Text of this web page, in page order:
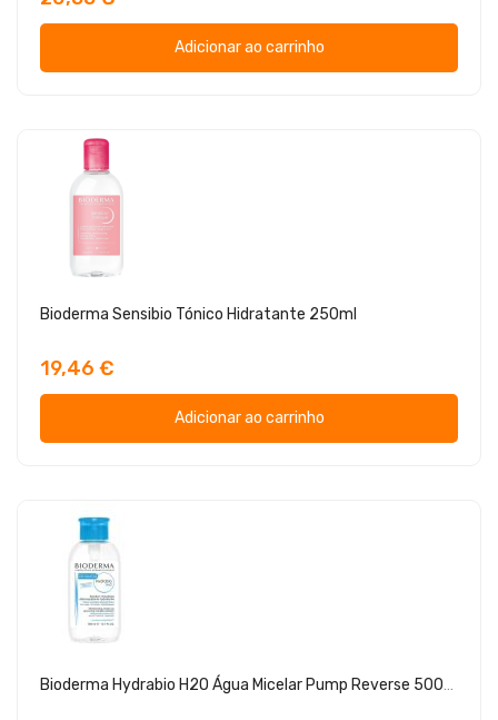
Adicionar ao carrinho
Bioderma Sensibio Tónico Hidratante 250ml
19,46 €
Adicionar ao carrinho
Bioderma Hydrabio H2O Água Micelar Pump Reverse 500ml